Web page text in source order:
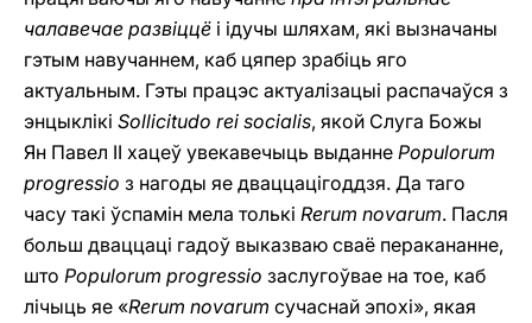
чалавечае развіццё i ідучы шляхам, які вызначаны
гэтым навучаннем, каб цяпер зрабіць яго
актуальным. Гэты працэс актуалізацыі распачаўся з
энцыклікі Sollicitudo rei socialis, якой Слуга Божы
Ян Павел II хацеў увекавечыць выданне Populorum
progressio з нагоды яе дваццацігоддзя. Да таго
часу такі ўспамін мела толькі Rerum novarum. Пасля
больш дваццаці гадоў выказваю сваё перакананне,
што Populorum progressio заслугоўвае на тое, каб
лічыць яе «Rerum novarum сучаснай эпохі», якая